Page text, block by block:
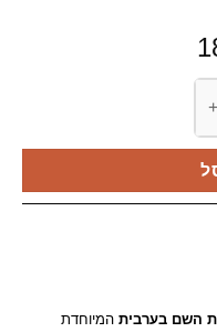
שם בערבית
השם בערביתהמיוחדת